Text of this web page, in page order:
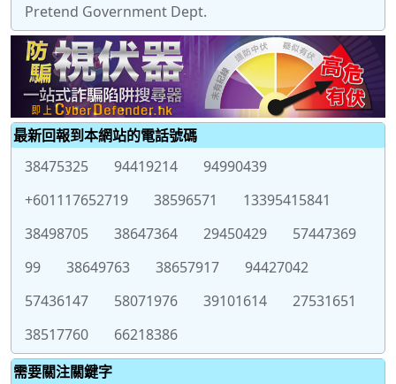
Pretend Government Dept.
最新回報到本網站的電話號碼
38475325
94419214
94990439
+601117652719
38596571
13395415841
38498705
38647364 29450429
57447369
99
38649763 38657917
94427042
57436147
58071976 39101614
27531651
38517760
66218386
需要關注關鍵字